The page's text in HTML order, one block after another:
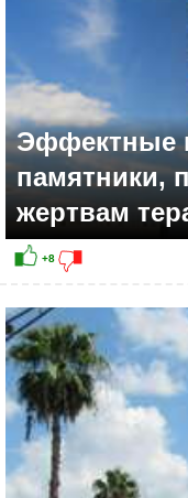
+10
Эффектные
памятники,
жертвам